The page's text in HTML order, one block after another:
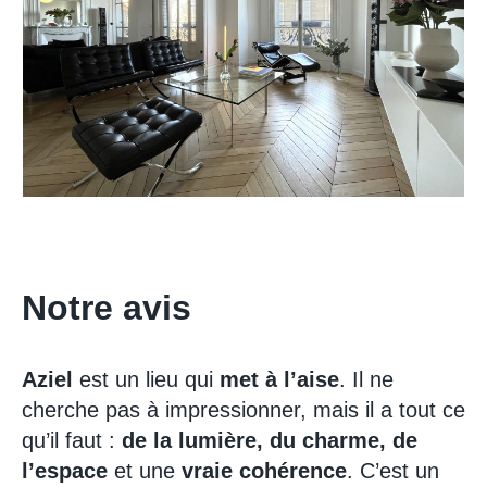
Notre avis
Aziel est un lieu qui met à l’aise. Il ne
cherche pas à impressionner, mais il a tout ce
qu’il faut : de la lumière, du charme, de
l’espace et une vraie cohérence. C’est un